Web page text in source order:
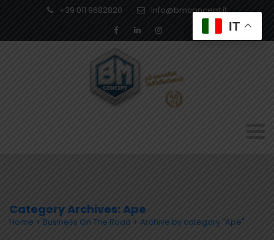
+39 011 9682820 info@bmconcept.it
Category Archives: Ape
Home Business On The Road Archive by category "Ape"
IT